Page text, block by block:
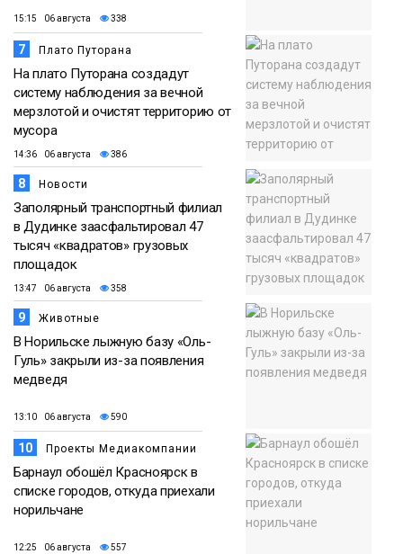
15:15 06 августа 338
7 Плато Путорана
На плато Путорана создадут
систему наблюдения за вечной
мерзлотой и очистят территорию от
мусора
14:36 06 августа 386
8 Новости
Заполярный транспортный филиал
в Дудинке заасфальтировал 47
тысяч «квадратов» грузовых
площадок
13:47 06 августа 358
9 Животные
В Норильске лыжную базу «Оль-
Гуль» закрыли из-за появления
медведя
13:10 06 августа 590
10 Проекты Медиакомпании
Барнаул обошёл Красноярск в
списке городов, откуда приехали
норильчане
12:25 06 августа 557